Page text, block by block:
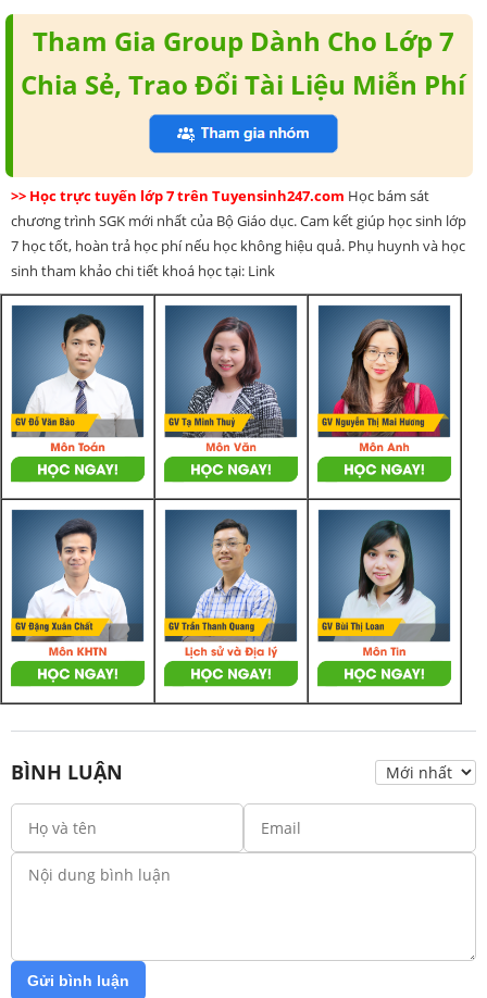
Tham Gia Group Dành Cho Lớp 7
Chia Sẻ, Trao Đổi Tài Liệu Miễn Phí
>> Học trực tuyến lớp 7 trên Tuyensinh247.com Học bám sát
chương trình SGK mới nhất của Bộ Giáo dục. Cam kết giúp học sinh lớp
7 học tốt, hoàn trả học phí nếu học không hiệu quả. Phụ huynh và học
sinh tham khảo chi tiết khoá học tại: Link
BÌNH LUẬN
Gửi bình luận